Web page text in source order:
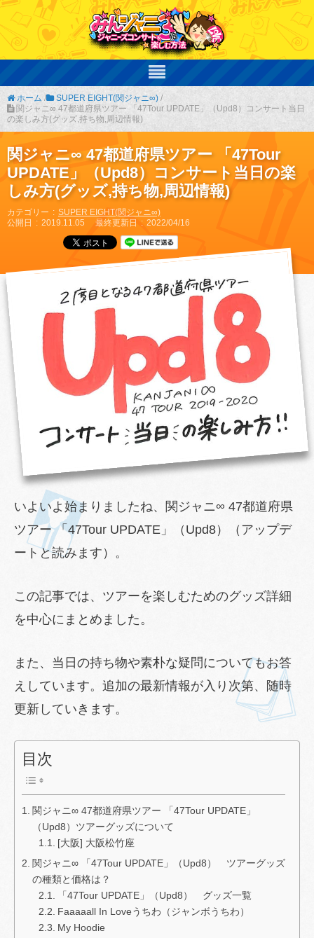
ホーム / SUPER EIGHT(関ジャニ∞) /
関ジャニ∞ 47都道府県ツアー 「47Tour UPDATE」（Upd8）コンサート当日
の楽しみ方(グッズ,持ち物,周辺情報)
関ジャニ∞ 47都道府県ツアー 「47Tour
UPDATE」（Upd8）コンサート当日の楽
しみ方(グッズ,持ち物,周辺情報)
カテゴリー
SUPER EIGHT(関ジャニ∞)
公開日
2019.11.05 最終更新日 2022/04/16
いよいよ始まりましたね、関ジャニ∞ 47都道府県
ツアー 「47Tour UPDATE」（Upd8）（アップデ
ートと読みます）。
この記事では、ツアーを楽しむためのグッズ詳細
を中心にまとめました。
また、当日の持ち物や素朴な疑問についてもお答
えしています。追加の最新情報が入り次第、随時
更新していきます。
目次
関ジャニ∞ 47都道府県ツアー 「47Tour UPDATE」
（Upd8）ツアーグッズについて
[大阪] 大阪松竹座
関ジャニ∞ 「47Tour UPDATE」（Upd8） ツアーグッズ
の種類と価格は？
「47Tour UPDATE」（Upd8） グッズ一覧
Faaaaall In Loveうちわ（ジャンボうちわ）
My Hoodie